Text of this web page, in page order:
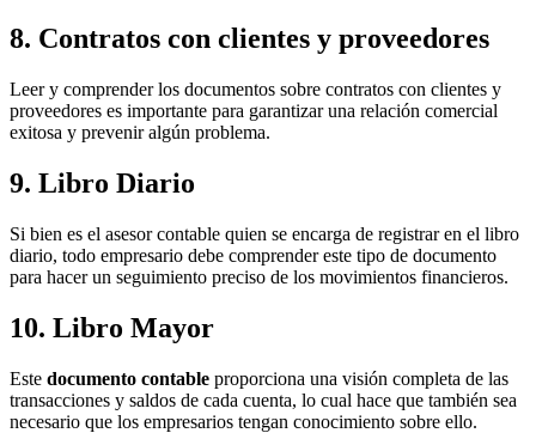
8. Contratos con clientes y proveedores
Leer y comprender los documentos sobre contratos con clientes y
proveedores es importante para garantizar una relación comercial
exitosa y prevenir algún problema.
9. Libro Diario
Si bien es el asesor contable quien se encarga de registrar en el libro
diario, todo empresario debe comprender este tipo de documento
para hacer un seguimiento preciso de los movimientos financieros.
10. Libro Mayor
Este documento contable proporciona una visión completa de las
transacciones y saldos de cada cuenta, lo cual hace que también sea
necesario que los empresarios tengan conocimiento sobre ello.